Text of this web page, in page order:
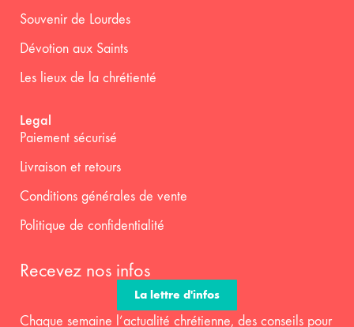
Souvenir de Lourdes
Dévotion aux Saints
Les lieux de la chrétienté
Legal
Paiement sécurisé
Livraison et retours
Conditions générales de vente
Politique de confidentialité
Recevez nos infos
La lettre d'infos
Chaque semaine l’actualité chrétienne, des conseils pour